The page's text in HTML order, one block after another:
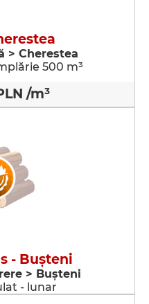
> Cherestea
500 m³
/m³
- Buşteni
> Buşteni
- lunar